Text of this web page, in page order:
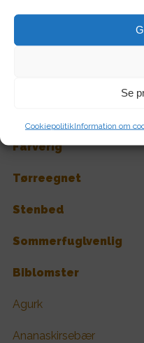
Se
CookiepolitikInformation om
Bi/sommerfugl
Farverig
Tørreegnet
Stenbed
Sommerfuglvenlig
Biblomster
Agurk
Ananaskirsebær